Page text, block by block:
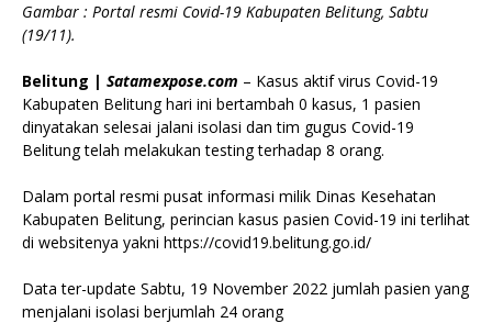
Gambar : Portal resmi Covid-19 Kabupaten Belitung, Sabtu
(19/11).
Belitung | Satamexpose.com – Kasus aktif virus Covid-19
Kabupaten Belitung hari ini bertambah 0 kasus, 1 pasien
dinyatakan selesai jalani isolasi dan tim gugus Covid-19
Belitung telah melakukan testing terhadap 8 orang.
Dalam portal resmi pusat informasi milik Dinas Kesehatan
Kabupaten Belitung, perincian kasus pasien Covid-19 ini terlihat
di websitenya yakni https://covid19.belitung.go.id/
Data ter-update Sabtu, 19 November 2022 jumlah pasien yang
menjalani isolasi berjumlah 24 orang